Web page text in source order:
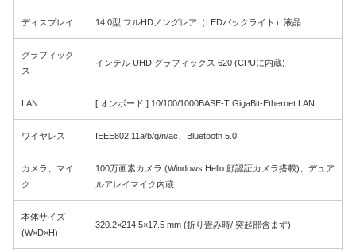
ディスプレイ 14.0型 フルHDノングレア（LEDバックライト）液晶
グラフィック
ス
インテル UHD グラフィックス 620 (CPUに内蔵)
LAN [ オンボード ] 10/100/1000BASE-T GigaBit-Ethernet LAN
ワイヤレス IEEE802.11a/b/g/n/ac、Bluetooth 5.0
カメラ、マイ
ク
100万画素カメラ (Windows Hello 顔認証カメラ搭載)、デュア
ルアレイマイク内蔵
本体サイズ
(W×D×H)
320.2×214.5×17.5 mm (折り畳み時/ 突起部含まず)